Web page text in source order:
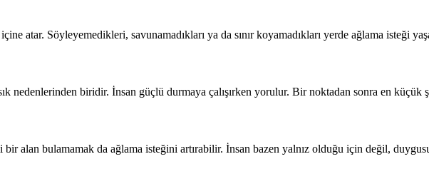
atar. Söyleyemedikleri, savunamadıkları ya da sınır koyamadıkları yerde ağlama isteği
nedenlerinden biridir. İnsan güçlü durmaya çalışırken yorulur. Bir noktadan sonra en küçük
alan bulamamak da ağlama isteğini artırabilir. İnsan bazen yalnız olduğu için değil,